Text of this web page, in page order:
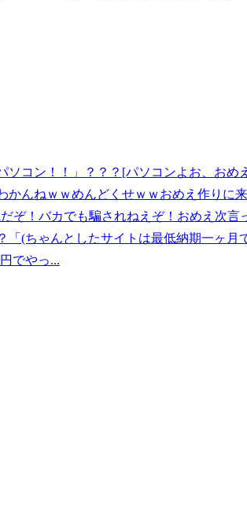
ソコン！！」？？？[パソコンよお、おめ
んねｗｗめんどくせｗｗおめえ作りに
ぞ！バカでも騙されねえぞ！おめえ次言
(ちゃんとしたサイトは最低納期一ヶ月
でやっ...